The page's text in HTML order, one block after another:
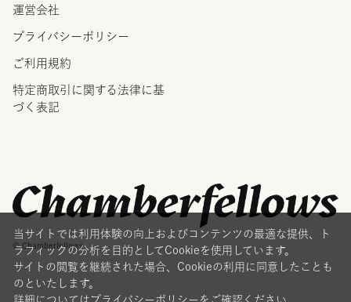
運営会社
プライバシーポリシー
ご利用規約
特定商取引に関する法律に 基
づく表記
© Chamberfellows
当サイトでは利用体験の向上およびコンテンツの最適な提供、ト
ラフィックの分析を目的としてCookieを使用しています。
サイトの閲覧を継続された場合、Cookieの利用に同意したことも
のといたします。